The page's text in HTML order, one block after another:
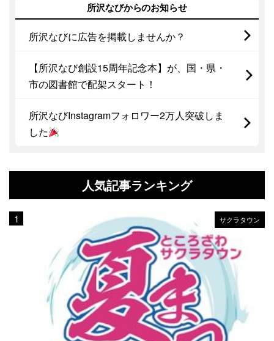
所沢なびからのお知らせ
所沢なびに広告を掲載しませんか？
【所沢なび創設15周年記念本】が、国・県・
市の図書館で配架スタート！
所沢なびInstagramフォロワー2万人突破しま
した
人気記事ランキング
サクラタウン